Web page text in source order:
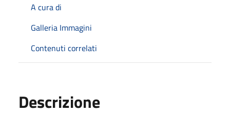
A cura di
Galleria Immagini
Contenuti correlati
Descrizione